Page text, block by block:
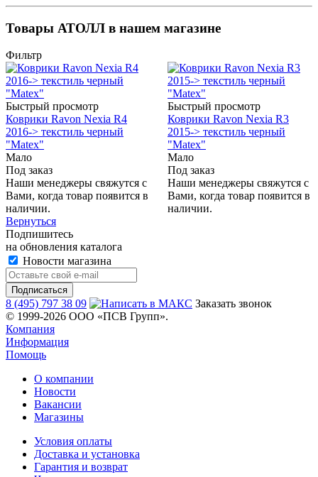
Товары АТОЛЛ в нашем магазине
Фильтр
Быстрый просмотр
Коврики Ravon Nexia R4
2016-> текстиль черный
"Matex"
Мало
Под заказ
Наши менеджеры свяжутся с
Вами, когда товар появится в
наличии.
Быстрый просмотр
Коврики Ravon Nexia R3
2015-> текстиль черный
"Matex"
Мало
Под заказ
Наши менеджеры свяжутся с
Вами, когда товар появится в
наличии.
Вернуться
Подпишитесь
на обновления каталога
Новости магазина
8 (495) 797 38 09
Заказать звонок
© 1999-2026 ООО «ПСВ Групп».
Компания
Информация
Помощь
О компании
Новости
Вакансии
Магазины
Условия оплаты
Доставка и установка
Гарантия и возврат